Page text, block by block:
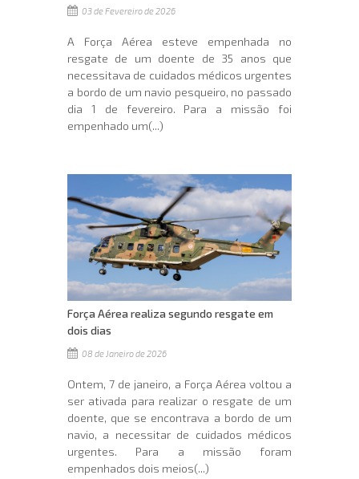
03 de Fevereiro de 2026
A Força Aérea esteve empenhada no
resgate de um doente de 35 anos que
necessitava de cuidados médicos urgentes
a bordo de um navio pesqueiro, no passado
dia 1 de fevereiro. Para a missão foi
empenhado um(...)
Força Aérea realiza segundo resgate em
dois dias
08 de Janeiro de 2026
Ontem, 7 de janeiro, a Força Aérea voltou a
ser ativada para realizar o resgate de um
doente, que se encontrava a bordo de um
navio, a necessitar de cuidados médicos
urgentes. Para a missão foram
empenhados dois meios(...)